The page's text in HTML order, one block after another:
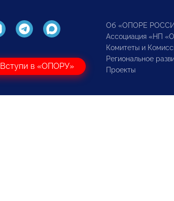
Вступи в «ОПОРУ»
Об «ОПОРЕ
Ассоциация «НП
Комитеты и
Региональное
Проекты